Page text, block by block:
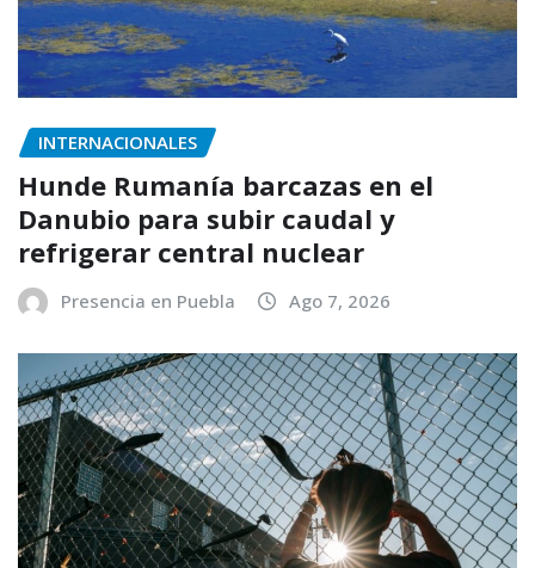
INTERNACIONALES
Hunde Rumanía barcazas en el
Danubio para subir caudal y
refrigerar central nuclear
Presencia en Puebla Ago 7, 2026